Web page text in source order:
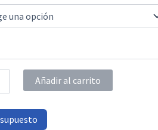
Añadir al carrito